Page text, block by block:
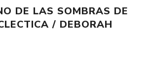
DE LAS SOMBRAS DE
/ DEBORAH